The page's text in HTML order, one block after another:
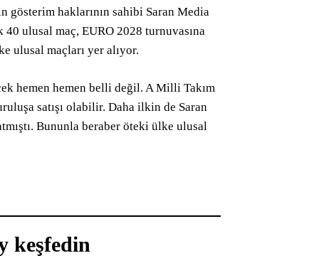
gösterim haklarının sahibi Saran Media
40 ulusal maç, EURO 2028 turnuvasına
ulusal maçları yer alıyor.
hemen hemen belli değil. A Milli Takım
satışı olabilir. Daha ilkin de Saran
Bununla beraber öteki ülke ulusal
keşfedin